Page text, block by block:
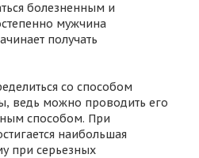
болезненным и
мужчина
получать
со способом
ведь можно проводить его
способом. При
наибольшая
при серьезных